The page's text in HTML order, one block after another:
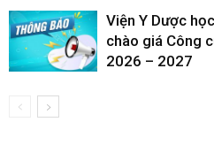
Viện Y Dược
chào giá Công
2026 – 2027